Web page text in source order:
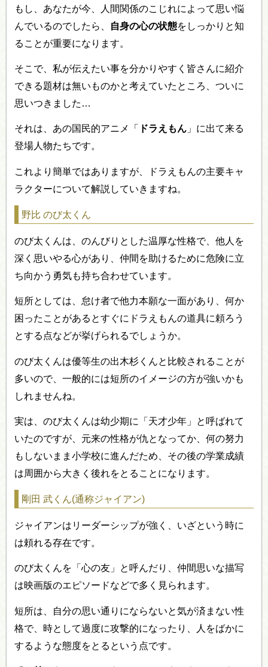
もし、あなたが今、人間関係のこじれによって思い悩
んでいるのでしたら、 自身の心の状態をしっかりと知
ることが重要になります。
そこで、私が伝えたい事を分かりやすく皆さんに紹介
できる題材は無いものかと考えていたところ、ついに
思いつきました…
それは、あの国民的アニメ「 ドラえもん 」に出て来る
登場人物たちです。
これより簡単ではありますが、ドラえもんの主要キャ
ラクターについて解説していきますね。
野比 のび太くん
のび太くんは、のんびりとした温厚な性格で、他人を
深く思いやる心があり、仲間を助けるために危険に立
ち向かう勇気も持ち合わせています。
短所としては、怠け者で他力本願な一面があり、何か
困ったことがあるとすぐにドラえもんの道具に頼ろう
とする点などが挙げられるでしょうか。
のび太くんは優等生の出木杉くんと比較されることが
多いので、一般的には短所のイメージの方が強いかも
しれませんね。
実は、のび太くんは幼少期に「天才少年」と呼ばれて
いたのですが、元来の性格が仇となってか、何の努力
もしないまま小学校に進んだため、その後の学業成績
は周囲から大きく後れをとることになります。
剛田 武くん(通称ジャイアン)
ジャイアンはリーダーシップが強く、いざという時に
は頼れる存在です。
のび太くんを「心の友」と呼んだり、仲間思いな描写
は映画版のエピソードなどで多く見られます。
短所は、自分の思い通りにならないと気が済まない性
格で、時として過度に攻撃的になったり、人をばかに
するような態度をとるという点です。